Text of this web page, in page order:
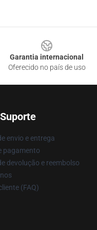
Garantia internacional
Oferecido no país de uso
envio e entrega
pagamento
devolução e reembolso
(FAQ)